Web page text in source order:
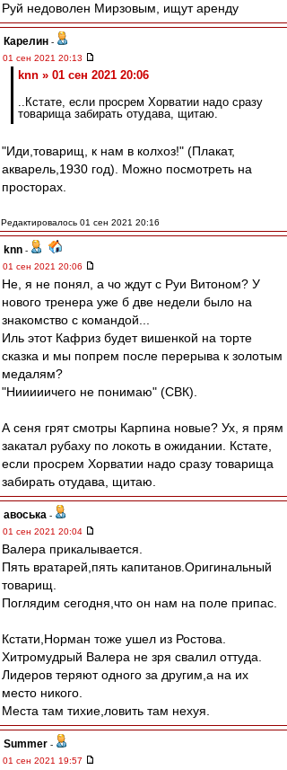
Руй недоволен Мирзовым, ищут аренду
Карелин -
01 сен 2021 20:13
knn » 01 сен 2021 20:06
..Кстате, если просрем Хорватии надо сразу
товарища забирать отудава, щитаю.
"Иди,товарищ, к нам в колхоз!" (Плакат,
акварель,1930 год). Можно посмотреть на
просторах.
Редактировалось 01 сен 2021 20:16
knn -
01 сен 2021 20:06
Не, я не понял, а чо ждут с Руи Витоном? У
нового тренера уже б две недели было на
знакомство с командой...
Иль этот Кафриз будет вишенкой на торте
сказка и мы попрем после перерыва к золотым
медалям?
"Нииииичего не понимаю" (СВК).
А сеня грят смотры Карпина новые? Ух, я прям
закатал рубаху по локоть в ожидании. Кстате,
если просрем Хорватии надо сразу товарища
забирать отудава, щитаю.
авоська -
01 сен 2021 20:04
Валера прикалывается.
Пять вратарей,пять капитанов.Оригинальный
товарищ.
Поглядим сегодня,что он нам на поле припас.
Кстати,Норман тоже ушел из Ростова.
Хитромудрый Валера не зря свалил оттуда.
Лидеров теряют одного за другим,а на их
место никого.
Места там тихие,ловить там нехуя.
Summer -
01 сен 2021 19:57